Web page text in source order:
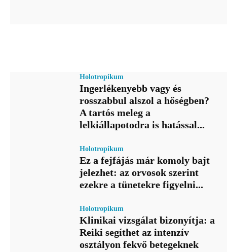
Holotropikum
Ingerlékenyebb vagy és
rosszabbul alszol a hőségben?
A tartós meleg a
lelkiállapotodra is hatással...
Holotropikum
Ez a fejfájás már komoly bajt
jelezhet: az orvosok szerint
ezekre a tünetekre figyelni...
Holotropikum
Klinikai vizsgálat bizonyítja: a
Reiki segíthet az intenzív
osztályon fekvő betegeknek